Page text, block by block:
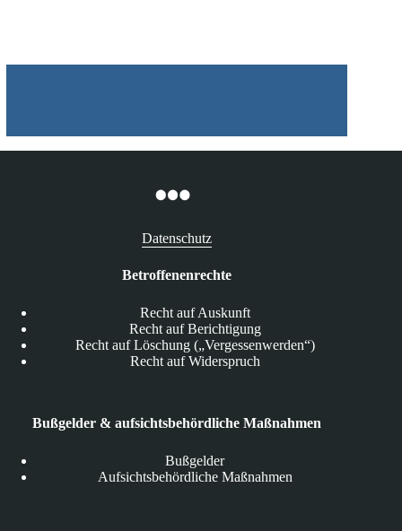
Datenschutz
Betroffenenrechte
Recht auf Auskunft
Recht auf Berichtigung
Recht auf Löschung („Vergessenwerden“)
Recht auf Widerspruch
Bußgelder & aufsichtsbehördliche Maßnahmen
Bußgelder
Aufsichtsbehördliche Maßnahmen